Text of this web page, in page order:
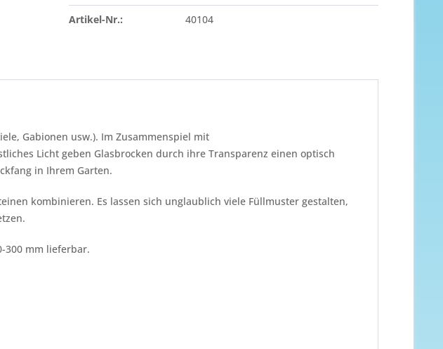
Artikel-Nr.: 40104
Gabionen usw.). Im Zusammenspiel mit
Licht geben Glasbrocken durch ihre Transparenz einen optisch
in Ihrem Garten.
kombinieren. Es lassen sich unglaublich viele Füllmuster gestalten,
300 mm lieferbar.